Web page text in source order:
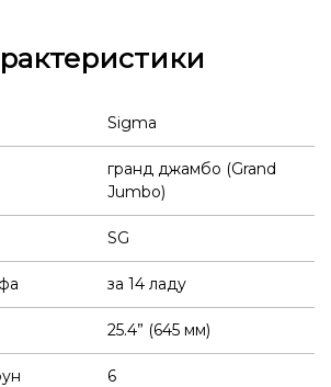
Sigma
гранд джамбо (Grand
Jumbo)
SG
за 14 ладу
25.4” (645 мм)
6